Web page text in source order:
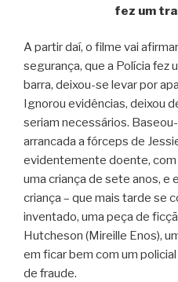
fez um
A partir daí, o filme vai
segurança, que a Polícia fez
barra, deixou-se levar por
Ignorou evidências, deixou
seriam necessários.
arrancada a fórceps de
evidentemente doente,
uma criança de sete anos, e
criança – que mais tarde se
inventado, uma peça de
Hutcheson (Mireille Enos),
em ficar bem com um
de fraude.